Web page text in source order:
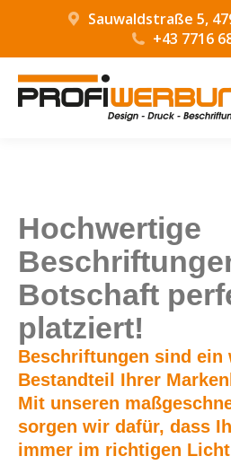
Sauwaldstraße 5,
+43 7716
Hochwertige
Botschaft
platziert!
Beschriftungen sind ein
Bestandteil Ihrer
Mit unseren
sorgen wir dafür, dass
immer im richtigen